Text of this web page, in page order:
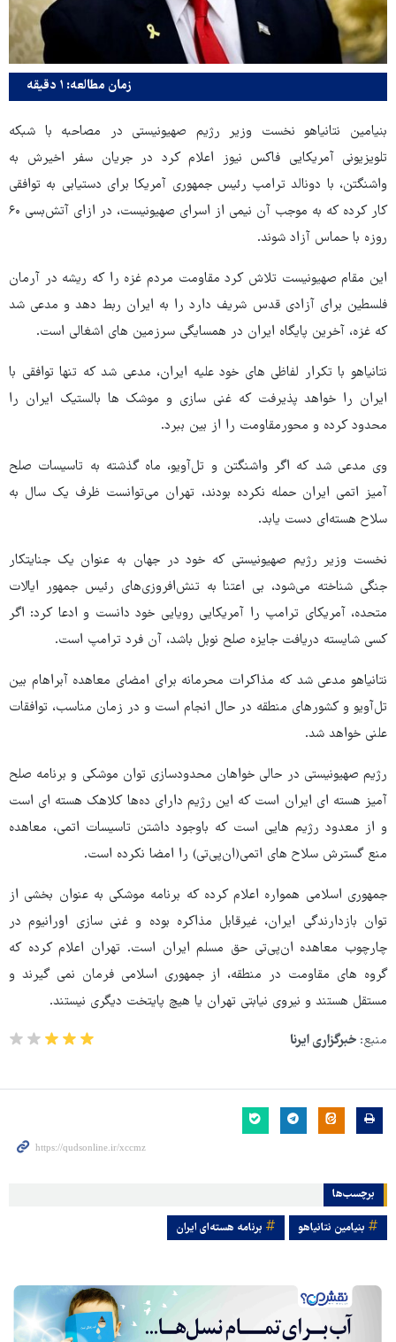
زمان مطالعه: ۱ دقیقه
بنیامین نتانیاهو نخست وزیر رژیم صهیونیستی در مصاحبه با شبکه
تلویزیونی آمریکایی فاکس نیوز اعلام کرد در جریان سفر اخیرش به
واشنگتن، با دونالد ترامپ رئیس جمهوری آمریکا برای دستیابی به توافقی
کار کرده که به موجب آن نیمی از اسرای صهیونیست، در ازای آتش‌بسی ۶۰
روزه با حماس آزاد شوند.
این مقام صهیونیست تلاش کرد مقاومت مردم غزه را که ریشه در آرمان
فلسطین برای آزادی قدس شریف دارد را به ایران ربط دهد و مدعی شد
که غزه، آخرین پایگاه ایران در همسایگی سرزمین های اشغالی است.
نتانیاهو با تکرار لفاظی های خود علیه ایران، مدعی شد که تنها توافقی با
ایران را خواهد پذیرفت که غنی سازی و موشک ها بالستیک ایران را
محدود کرده و محورمقاومت را از بین ببرد.
وی مدعی شد که اگر واشنگتن و تل‌آویو، ماه گذشته به تاسیسات صلح
آمیز اتمی ایران حمله نکرده بودند، تهران می‌توانست ظرف یک سال به
سلاح هسته‌ای دست یابد.
نخست وزیر رژیم صهیونیستی که خود در جهان به عنوان یک جنایتکار
جنگی شناخته می‌شود، بی اعتنا به تنش‌افروزی‌های رئیس جمهور ایالات
متحده، آمریکای ترامپ را آمریکایی رویایی خود دانست و ادعا کرد: اگر
کسی شایسته دریافت جایزه صلح نوبل باشد، آن فرد ترامپ است.
نتانیاهو مدعی شد که مذاکرات محرمانه برای امضای معاهده آبراهام بین
تل‌آویو و کشورهای منطقه در حال انجام است و در زمان مناسب، توافقات
علنی خواهد شد.
رژیم صهیونیستی در حالی خواهان محدودسازی توان موشکی و برنامه صلح
آمیز هسته ای ایران است که این رژیم دارای ده‌ها کلاهک هسته ای است
و از معدود رژیم هایی است که باوجود داشتن تاسیسات اتمی، معاهده
منع گسترش سلاح های اتمی(ان‌پی‌تی) را امضا نکرده است.
جمهوری اسلامی همواره اعلام کرده که برنامه موشکی به عنوان بخشی از
توان بازدارندگی ایران، غیرقابل مذاکره بوده و غنی سازی اورانیوم در
چارچوب معاهده ان‌پی‌تی حق مسلم ایران است. تهران اعلام کرده که
گروه های مقاومت در منطقه، از جمهوری اسلامی فرمان نمی گیرند و
مستقل هستند و نیروی نیابتی تهران یا هیچ پایتخت دیگری نیستند.
منبع: خبرگزاری ایرنا
برچسب‌ها
بنیامین نتانیاهو برنامه هسته‌ای ایران